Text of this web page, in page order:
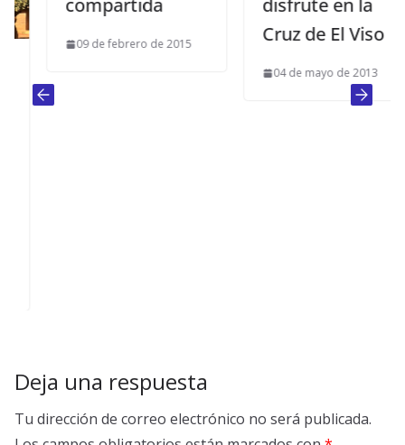
compartida
09 de febrero de 2015
disfrute en la
Cruz de El Viso
04 de mayo de 2013
Deja una respuesta
Tu dirección de correo electrónico no será publicada.